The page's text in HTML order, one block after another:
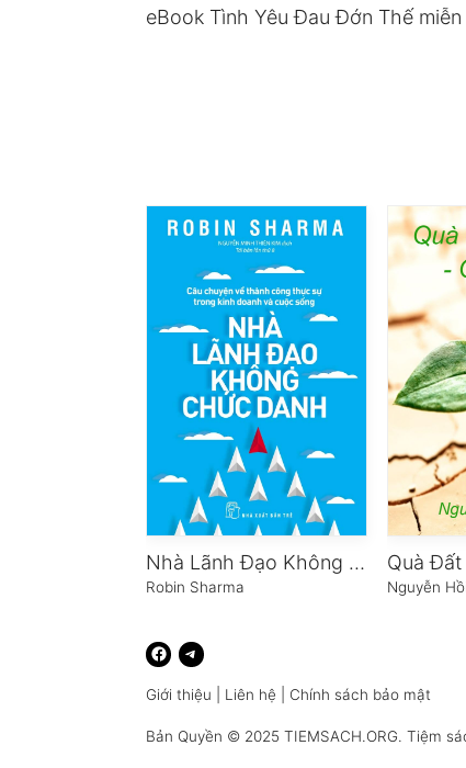
eBook Tình Yêu Đau Đớn Thế
Nhà Lãnh Đạo Không Chức Danh
Robin Sharma
Quà Đất
Nguyễn
Giới thiệu Liên hệ Chính sách bảo mật
Bản Quyền © 2025TIEMSACH.ORG. Tiệm